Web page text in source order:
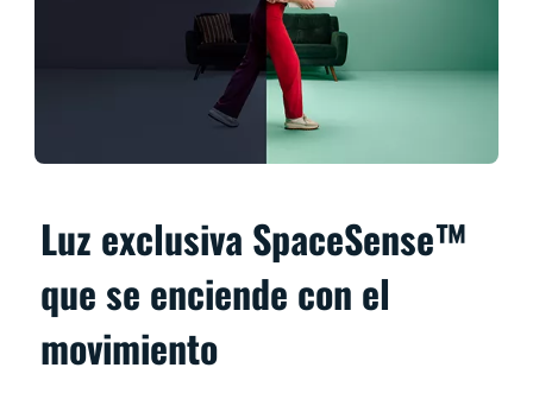
Luz exclusiva SpaceSense™
que se enciende con el
movimiento